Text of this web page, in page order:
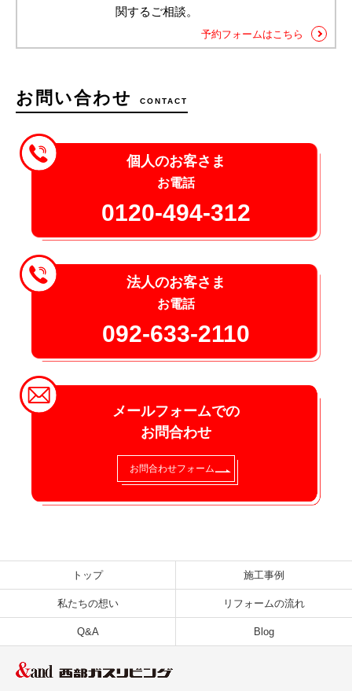
関するご相談。
予約フォームはこちら
お問い合わせ CONTACT
個人のお客さま
お電話
0120-494-312
法人のお客さま
お電話
092-633-2110
メールフォームでの
お問合わせ
お問合わせフォーム
トップ 施工事例
私たちの想い リフォームの流れ
Q&A Blog